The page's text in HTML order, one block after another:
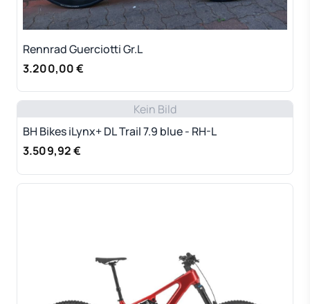
Rennrad Guerciotti Gr.L
3.200,00 €
Kein Bild
BH Bikes iLynx+ DL Trail 7.9 blue - RH-L
3.509,92 €